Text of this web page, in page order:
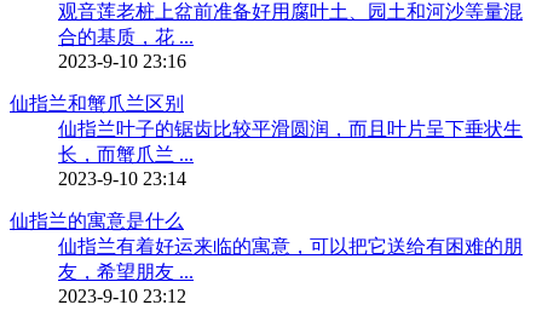
观音莲老桩上盆前准备好用腐叶土、园土和河沙等量混
合的基质，花 ...
2023-9-10 23:16
仙指兰和蟹爪兰区别
仙指兰叶子的锯齿比较平滑圆润，而且叶片呈下垂状生
长，而蟹爪兰 ...
2023-9-10 23:14
仙指兰的寓意是什么
仙指兰有着好运来临的寓意，可以把它送给有困难的朋
友，希望朋友 ...
2023-9-10 23:12